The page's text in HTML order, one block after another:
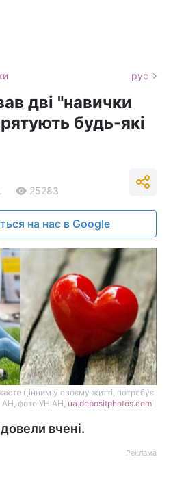
рус
дві "навички
будь-які
25283
на нас в Google
цінним у своєму житті, потребує
фото УНІАН, ua.depositphotos.com
вчені.
Реклама